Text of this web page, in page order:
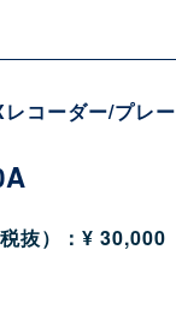
コーダー/プレー
抜）：¥ 30,000